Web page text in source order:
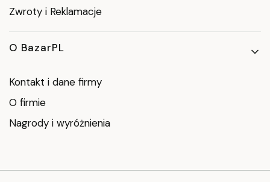
Zwroty i Reklamacje
O BazarPL
Kontakt i dane firmy
O firmie
Nagrody i wyróżnienia